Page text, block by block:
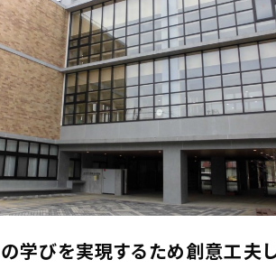
学びを実現するため創意工夫